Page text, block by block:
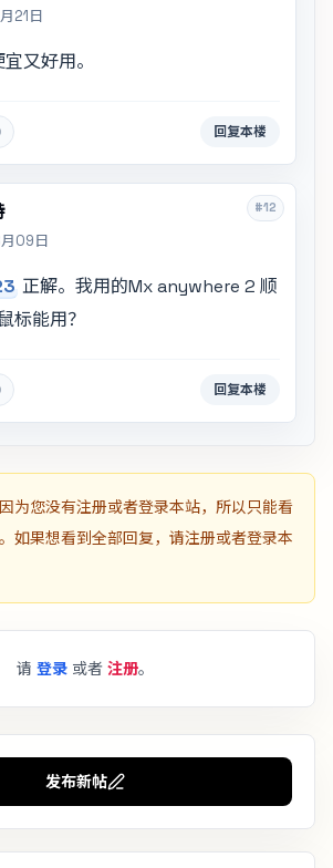
21日
又好用。
回复本楼
#12
09日
正解。我用的Mx anywhere 2 顺
标能用？
回复本楼
为您没有注册或者登录本站，所以只能看
如果想看到全部回复，请注册或者登录本
请 登录 或者 注册。
发布新帖